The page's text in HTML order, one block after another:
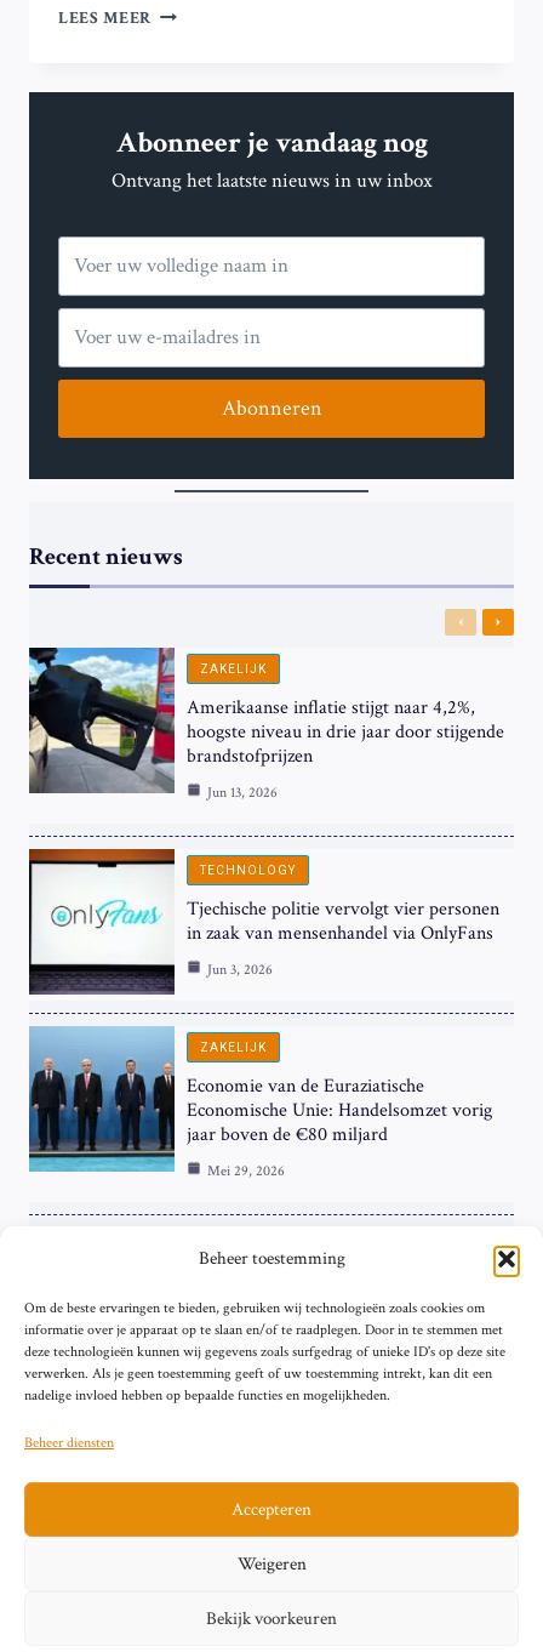
Beheer toestemming
Om de beste ervaringen te bieden, gebruiken wij technologieën zoals cookies om
informatie over je apparaat op te slaan en/of te raadplegen. Door in te stemmen met
deze technologieën kunnen wij gegevens zoals surfgedrag of unieke ID's op deze site
verwerken. Als je geen toestemming geeft of uw toestemming intrekt, kan dit een
nadelige invloed hebben op bepaalde functies en mogelijkheden.
Beheer diensten
Accepteren
Weigeren
Bekijk voorkeuren
LEES MEER KNMI
GEEL
VOOR
WINDEN
NOORD-
NEDERLAND
Abonneer je vandaag nog
Ontvang het laatste nieuws in uw inbox
Abonneren
Recent nieuws
Previous
Next
ZAKELIJK
Amerikaanse inflatie stijgt naar 4,2%,
hoogste niveau in drie jaar door stijgende
brandstofprijzen
Jun 13, 2026
TECHNOLOGY
Tjechische politie vervolgt vier personen
in zaak van mensenhandel via OnlyFans
Jun 3, 2026
ZAKELIJK
Economie van de Euraziatische
Economische Unie: Handelsomzet vorig
jaar boven de €80 miljard
Mei 29, 2026
ZAKELIJK
Hardnekkige Inflatie bij de ‘Grote Vier’
van de Eurozone
Mei 29, 2026
Sitemap Contact Privacybeleid (EU)
Impressum
Cookiebeleid (EU)